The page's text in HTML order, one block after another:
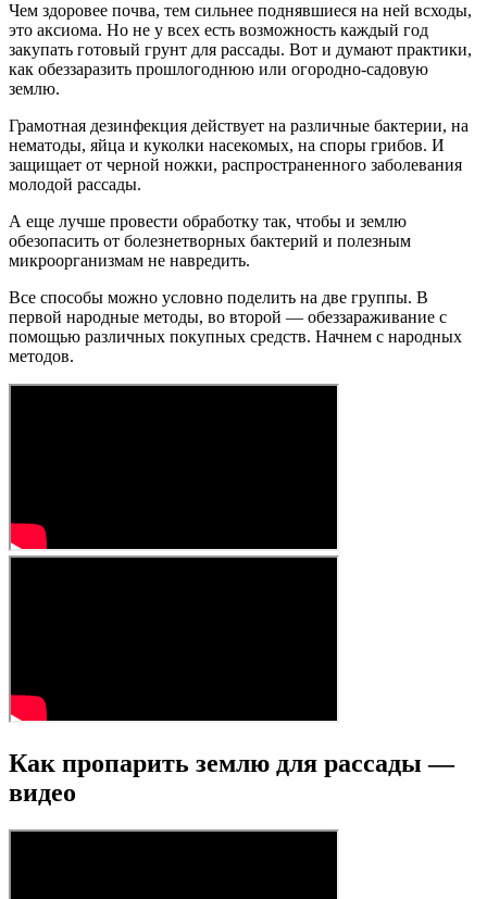
Чем здоровее почва, тем сильнее поднявшиеся на ней всходы,
это аксиома. Но не у всех есть возможность каждый год
закупать готовый грунт для рассады. Вот и думают практики,
как обеззаразить прошлогоднюю или огородно-садовую
землю.
Грамотная дезинфекция действует на различные бактерии, на
нематоды, яйца и куколки насекомых, на споры грибов. И
защищает от черной ножки, распространенного заболевания
молодой рассады.
А еще лучше провести обработку так, чтобы и землю
обезопасить от болезнетворных бактерий и полезным
микроорганизмам не навредить.
Все способы можно условно поделить на две группы. В
первой народные методы, во второй — обеззараживание с
помощью различных покупных средств. Начнем с народных
методов.
Как пропарить землю для рассады —
видео